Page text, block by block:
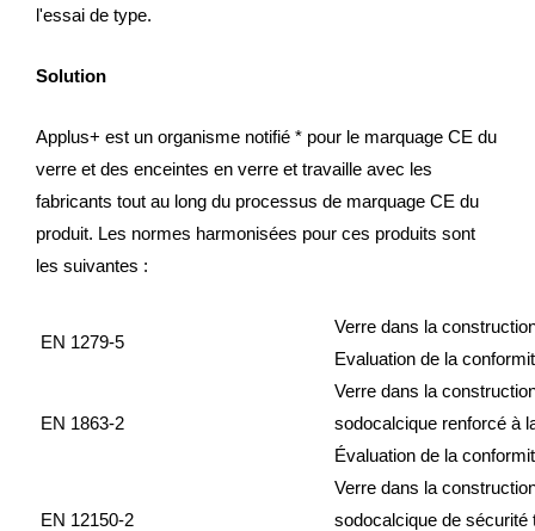
l'essai de type.
Solution
Applus+ est un organisme notifié * pour le marquage CE du
verre et des enceintes en verre et travaille avec les
fabricants tout au long du processus de marquage CE du
produit. Les normes harmonisées pour ces produits sont
les suivantes :
EN 1279-5
Verre dans la
Evaluation de la
EN 1863-2
Verre dans la
sodocalcique renforcé à
Évaluation de la
EN 12150-2
Verre dans la
sodocalcique de